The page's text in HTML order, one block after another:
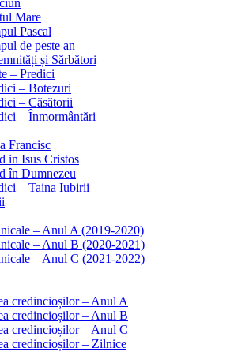
Mare
Pascal
de peste an
și Sărbători
– Predici
– Botezuri
– Căsătorii
– Înmormântări
Francisc
in Isus Cristos
în Dumnezeu
– Taina Iubirii
– Anul A (2019-2020)
– Anul B (2020-2021)
– Anul C (2021-2022)
credincioșilor – Anul A
credincioșilor – Anul B
credincioșilor – Anul C
credincioșilor – Zilnice